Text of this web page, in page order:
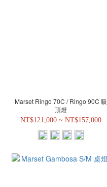
Marset Ringo 70C / Ringo 90C 吸
頂燈
NT$121,000 ~ NT$157,000